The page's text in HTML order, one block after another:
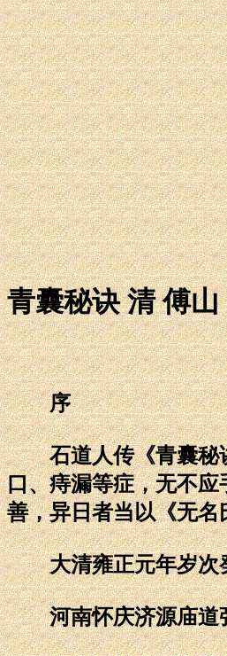
青囊秘诀 清 傅山
序
石道人传《青囊秘诀
口、痔漏等症，无不
善，异日者当以《无
大清雍正元年岁次癸
河南怀庆济源庙道